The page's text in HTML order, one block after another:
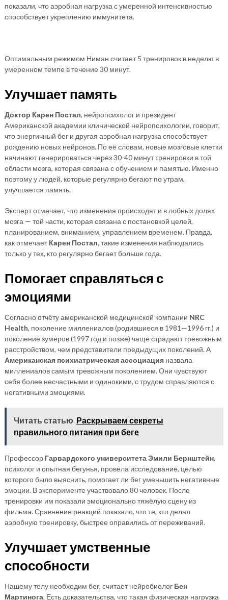
показали, что аэробная нагрузка с умеренной интенсивностью
способствует укреплению иммунитета.
Оптимальным режимом Ниман считает 5 тренировок в неделю в
умеренном темпе в течение 30 минут.
Улучшает память
Доктор Карен Постал, нейропсихолог и президент
Американской академии клинической нейропсихологии, говорит,
что энергичный бег и другая аэробная нагрузка способствует
рождению новых нейронов. По её словам, новые мозговые клетки
начинают генерироваться через 30-40 минут тренировки в той
области мозга, которая связана с обучением и памятью. Именно
поэтому у людей, которые регулярно бегают по утрам,
улучшается память.
Эксперт отмечает, что изменения происходят и в лобных долях
мозга — той части, которая связана с постановкой целей,
планированием, вниманием, управлением временем. Правда,
как отмечаетКарен Постал,такие изменения наблюдались
только у тех, кто регулярно бегает больше года.
Помогает справляться с
эмоциями
Согласно отчёту американской медицинской компании NRC
Health, поколение миллениалов (родившиеся в 1981—1996 гг.) и
поколение зумеров (1997 год и позже) чаще страдают тревожным
расстройством, чем представители предыдущих поколений. А
Американская психиатрическая ассоциацияназвала
миллениалов самым тревожным поколением. Они чувствуют
себя более несчастными и одинокими, с трудом справляются с
негативными эмоциями.
Читать статью Раскрываем секреты
правильного питания при беге
Профессор Гарвардского университета Эмили Бернштейн,
психолог и опытная бегунья, провела исследование, целью
которого было выяснить, помогает ли бег уменьшить негативные
эмоции. В эксперименте участвовало 80 человек. После
тренировки им показали эмоционально тяжёлую сцену из
фильма. Сравнение реакций показало, что те, кто делал
аэробную тренировку, быстрее оправились от переживаний.
Улучшает умственные
способности
Нашему телу необходим бег, считает нейробиолог Бен
Мартинога. Есть доказательства, что такая физическая нагрузка